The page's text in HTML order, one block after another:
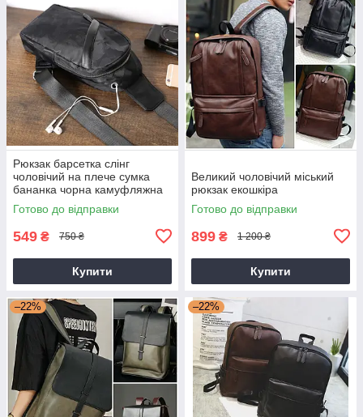
Рюкзак барсетка слінг
чоловічий на плече сумка
бананка чорна камуфляжна
на груди
Готово до відправки
549 ₴ 750 ₴
Купити
Великий чоловічий міський
рюкзак екошкіра
Готово до відправки
899 ₴ 1 200 ₴
Купити
–22% –22%